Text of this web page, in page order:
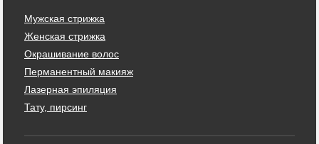
Мужская стрижка
Женская стрижка
Окрашивание волос
Перманентный макияж
Лазерная эпиляция
Тату, пирсинг